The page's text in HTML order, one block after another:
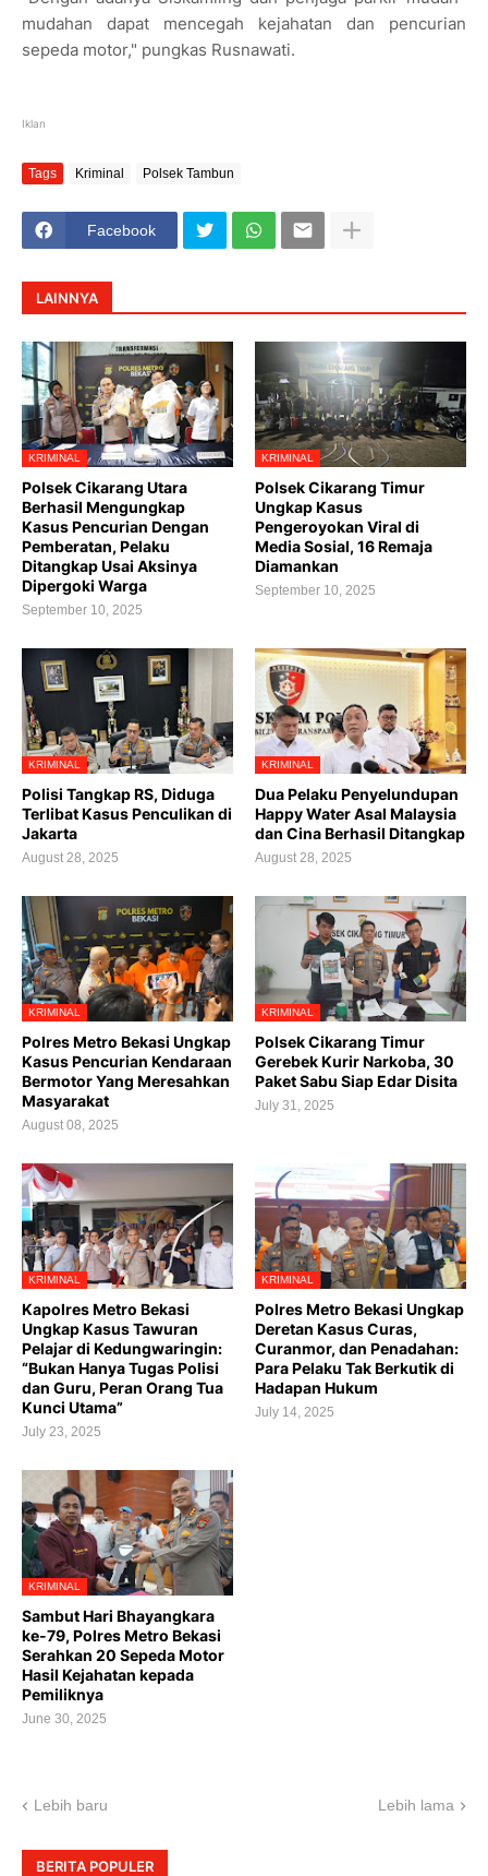
mudahan dapat mencegah kejahatan dan pencurian
sepeda motor," pungkas Rusnawati.
Iklan
Tags Kriminal Polsek Tambun
Facebook
LAINNYA
KRIMINAL
Polsek Cikarang Utara
Berhasil Mengungkap
Kasus Pencurian Dengan
Pemberatan, Pelaku
Ditangkap Usai Aksinya
Dipergoki Warga
September 10, 2025
KRIMINAL
Polsek Cikarang Timur
Ungkap Kasus
Pengeroyokan Viral di
Media Sosial, 16 Remaja
Diamankan
September 10, 2025
KRIMINAL
Polisi Tangkap RS, Diduga
Terlibat Kasus Penculikan di
Jakarta
August 28, 2025
KRIMINAL
Dua Pelaku Penyelundupan
Happy Water Asal Malaysia
dan Cina Berhasil Ditangkap
August 28, 2025
KRIMINAL
Polres Metro Bekasi Ungkap
Kasus Pencurian Kendaraan
Bermotor Yang Meresahkan
Masyarakat
August 08, 2025
KRIMINAL
Polsek Cikarang Timur
Gerebek Kurir Narkoba, 30
Paket Sabu Siap Edar Disita
July 31, 2025
KRIMINAL
Kapolres Metro Bekasi
Ungkap Kasus Tawuran
Pelajar di Kedungwaringin:
“Bukan Hanya Tugas Polisi
dan Guru, Peran Orang Tua
Kunci Utama”
July 23, 2025
KRIMINAL
Polres Metro Bekasi Ungkap
Deretan Kasus Curas,
Curanmor, dan Penadahan:
Para Pelaku Tak Berkutik di
Hadapan Hukum
July 14, 2025
KRIMINAL
Sambut Hari Bhayangkara
ke-79, Polres Metro Bekasi
Serahkan 20 Sepeda Motor
Hasil Kejahatan kepada
Pemiliknya
June 30, 2025
Lebih baru Lebih lama
BERITA POPULER